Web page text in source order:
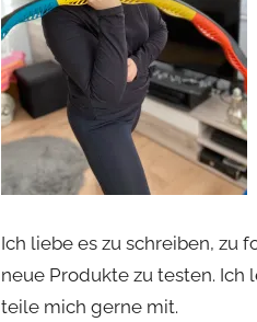
Ich liebe es zu schreiben, zu
neue Produkte zu testen. Ich
teile mich gerne mit.